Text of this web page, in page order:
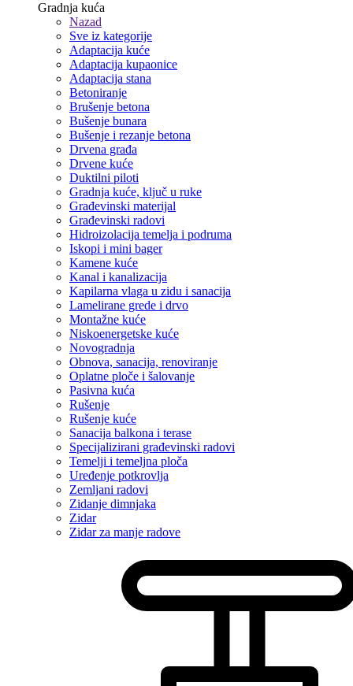
Gradnja kuća
Nazad
Sve iz kategorije
Adaptacija kuće
Adaptacija kupaonice
Adaptacija stana
Betoniranje
Brušenje betona
Bušenje bunara
Bušenje i rezanje betona
Drvena građa
Drvene kuće
Duktilni piloti
Gradnja kuće, ključ u ruke
Građevinski materijal
Građevinski radovi
Hidroizolacija temelja i podruma
Iskopi i mini bager
Kamene kuće
Kanal i kanalizacija
Kapilarna vlaga u zidu i sanacija
Lamelirane grede i drvo
Montažne kuće
Niskoenergetske kuće
Novogradnja
Obnova, sanacija, renoviranje
Oplatne ploče i šalovanje
Pasivna kuća
Rušenje
Rušenje kuće
Sanacija balkona i terase
Specijalizirani građevinski radovi
Temelji i temeljna ploča
Uređenje potkrovlja
Zemljani radovi
Zidanje dimnjaka
Zidar
Zidar za manje radove